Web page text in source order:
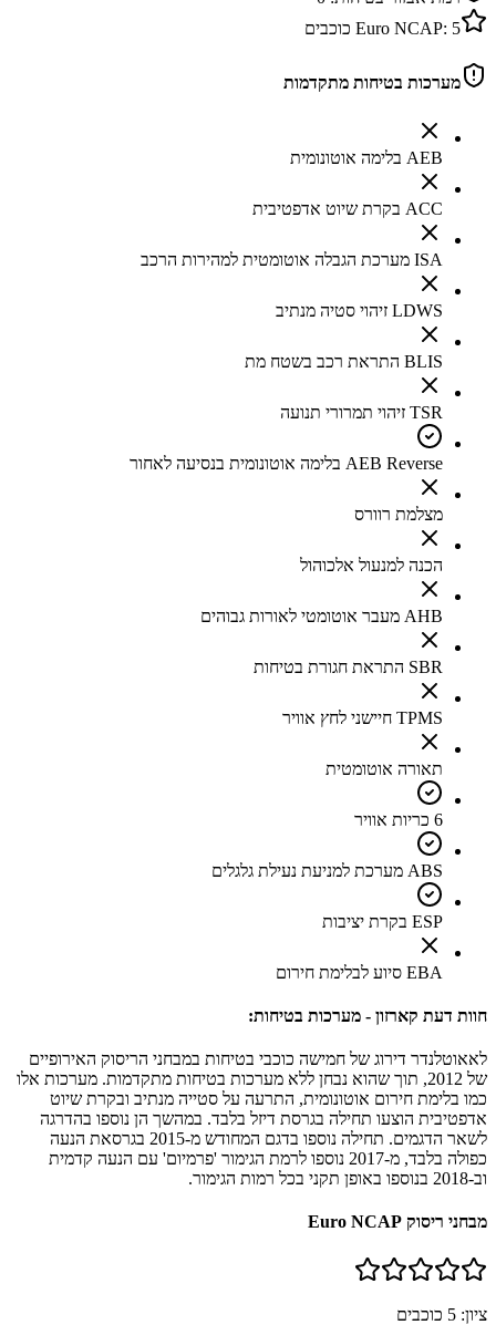
Euro NCAP: 5 כוכבים
מערכות בטיחות מתקדמות
AEB בלימה אוטונומית
ACC בקרת שיוט אדפטיבית
ISA מערכת הגבלה אוטומטית למהירות הרכב
LDWS זיהוי סטיה מנתיב
BLIS התראת רכב בשטח מת
TSR זיהוי תמרורי תנועה
AEB Reverse בלימה אוטונומית בנסיעה לאחור
מצלמת רוורס
הכנה למנעול אלכוהול
AHB מעבר אוטומטי לאורות גבוהים
SBR התראת חגורת בטיחות
TPMS חיישני לחץ אוויר
תאורה אוטומטית
6 כריות אוויר
ABS מערכת למניעת נעילת גלגלים
ESP בקרת יציבות
EBA סיוע לבלימת חירום
חוות דעת קארזון - מערכות בטיחות:
לאאוטלנדר דירוג של חמישה כוכבי בטיחות במבחני הריסוק האירופיים
של 2012, תוך שהוא נבחן ללא מערכות בטיחות מתקדמות. מערכות אלו
כמו בלימת חירום אוטונומית, התרעה על סטייה מנתיב ובקרת שיוט
אדפטיבית הוצעו תחילה בגרסת דיזל בלבד. במהשך הן נוספו בהדרגה
לשאר הדגמים. תחילה נוספו בדגם המחודש מ-2015 בגרסאת הנעה
כפולה בלבד, מ-2017 נוספו לרמת הגימור 'פרמיום' עם הנעה קדמית
וב-2018 בנוספו באופן תקני בכל רמות הגימור.
מבחני ריסוק Euro NCAP
ציון: 5 כוכבים